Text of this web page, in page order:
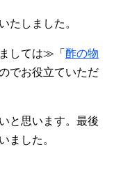
たしました。
しては≫「 酢の物
でお役立ていただ
と思います。最後
ました。